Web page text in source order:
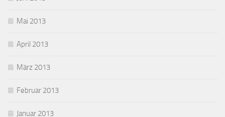
Mai 2013
April 2013
März 2013
Februar 2013
Januar 2013